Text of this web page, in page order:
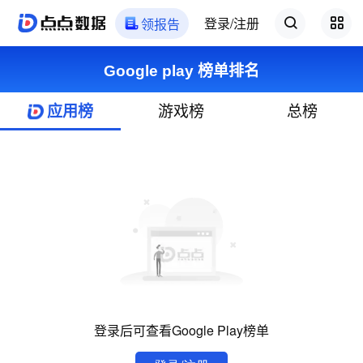
领报告 登录/注册
Google play 榜单排名
应用榜 游戏榜 总榜
登录后可查看Google Play榜单